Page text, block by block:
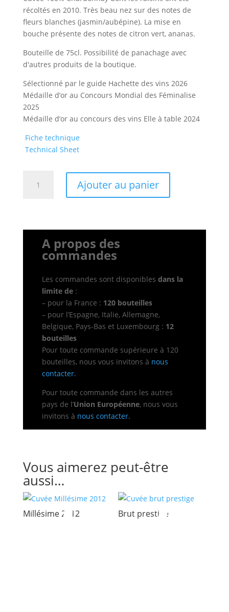
récoltés en 2010. Très beau nez sur des notes de
fleurs blanches (jasmin/aubépine). La mise en
bouche présente des notes de citron vert, ananas.
Bouteille de 75cl. Possibilité de panachage avec
d'autres produits de la boutique.
Sélectionné par le guide Hachette des vins 2026
Médaille d’or au Concours Mondial des Féminalise
2025
Médaille d’or au concours des vins Elle à table 2024
Fiche technique
Technical Sheet
Ajouter au panier
A propos des
commandes
Les commandes sont disponibles dans la
limite de:
– pour la France : 120 bouteilles
– pour l’Espagne, Italie, Allemagne,
Belgique, Pays-Bas et Luxembourg : 12
bouteilles
Pour toute commande supérieure à 120
bouteilles, nous vous invitons à nous
contacter.
Pour toute commande dans les autres
pays de l’Union Européenne, nous vous
invitons à nous contacter.
Vous aimerez peut-être
aussi…
Millésime 2012
2 Brut prestige
2